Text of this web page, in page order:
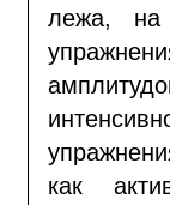
лежа, на
как